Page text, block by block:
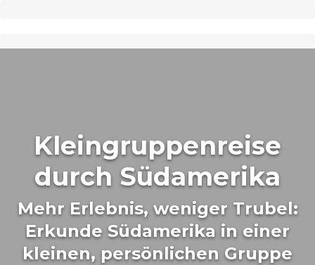
Kleingruppenreise
durch Südamerika
Mehr Erlebnis, weniger Trubel:
Erkunde Südamerika in einer
kleinen, persönlichen Gruppe